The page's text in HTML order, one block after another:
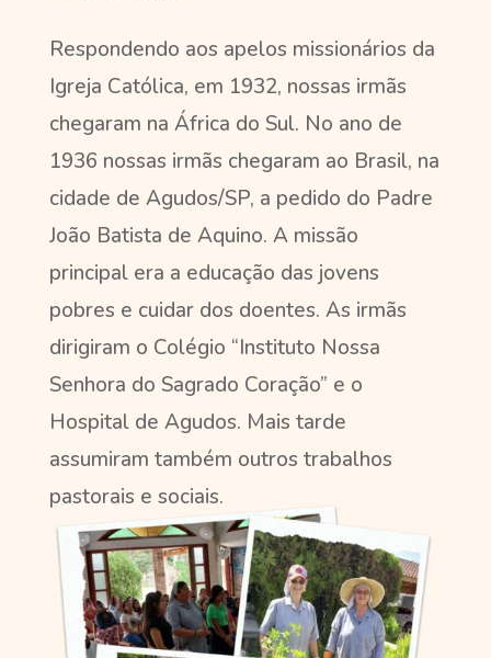
Respondendo aos apelos missionários da
Igreja Católica, em 1932, nossas irmãs
chegaram na África do Sul. No ano de
1936 nossas irmãs chegaram ao Brasil, na
cidade de Agudos/SP, a pedido do Padre
João Batista de Aquino. A missão
principal era a educação das jovens
pobres e cuidar dos doentes. As irmãs
dirigiram o Colégio “Instituto Nossa
Senhora do Sagrado Coração” e o
Hospital de Agudos. Mais tarde
assumiram também outros trabalhos
pastorais e sociais.